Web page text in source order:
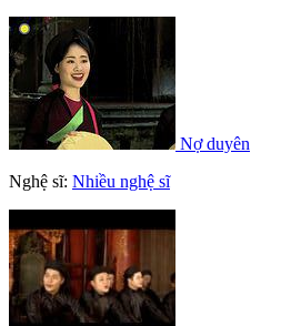
Nợ duyên
Nghệ sĩ: Nhiều nghệ sĩ